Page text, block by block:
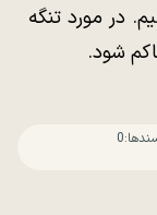
در مورد تنگه
شود.
0